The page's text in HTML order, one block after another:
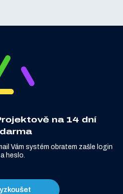
na 14 dní
Vám systém obratem zašle login
a heslo.